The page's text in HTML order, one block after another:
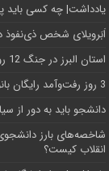
یادداشت| ‌چه کسی باید
اَبَر‌ویلای شخص ذی‌نفوذ
استان البرز در جنگ 12 روزه 7 شهید دانشجو تقدیم انقلاب کرد
3 روز رفت‌وآمد رایگان بانوان در خطوط اتوبوسرانی شهری کرج
دانشجو باید به دور از
شاخصه‌های بارز دانشجوی
انقلاب کیست؟